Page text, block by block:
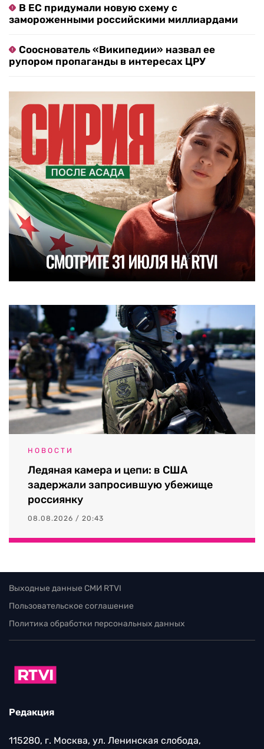
В ЕС придумали новую схему с
замороженными российскими миллиардами
Сооснователь «Википедии» назвал ее
рупором пропаганды в интересах ЦРУ
НОВОСТИ
Ледяная камера и цепи: в США
задержали запросившую убежище
россиянку
08.08.2026 / 20:43
Выходные данные СМИ RTVI
Пользовательское соглашение
Политика обработки персональных данных
Редакция
115280, г. Москва, ул. Ленинская слобода,